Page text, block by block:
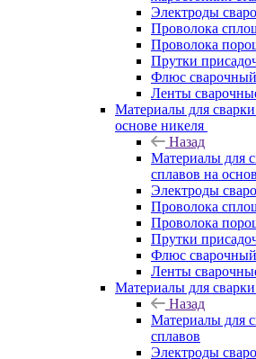
Электроды
Проволока
Проволока
Прутки
Флюс сварочный
Ленты
Материалы для
основе никеля
Назад
Материалы для
сплавов на
Электроды
Проволока
Проволока
Прутки
Флюс сварочный
Ленты
Материалы для
Назад
Материалы для
сплавов
Электроды